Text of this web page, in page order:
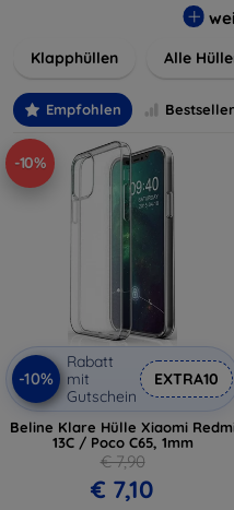
Farben, um Ihren
Klapphüllen Alle
Empfohlen Bestseller
-10%
-10%
Rabatt
mit
Gutschein
EXTRA10
Beline Klare Hülle Xiaomi
13C / Poco C65, 1mm
€ 7,90
€ 7,10